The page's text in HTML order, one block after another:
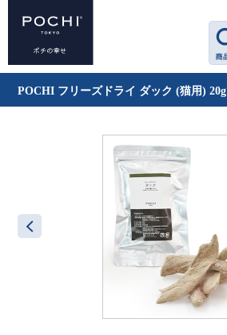
POCHI フリーズドライ ダック (猫用) 20g